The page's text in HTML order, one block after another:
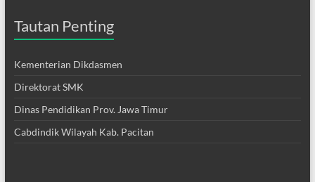
Tautan Penting
Kementerian Dikdasmen
Direktorat SMK
Dinas Pendidikan Prov. Jawa Timur
Cabdindik Wilayah Kab. Pacitan